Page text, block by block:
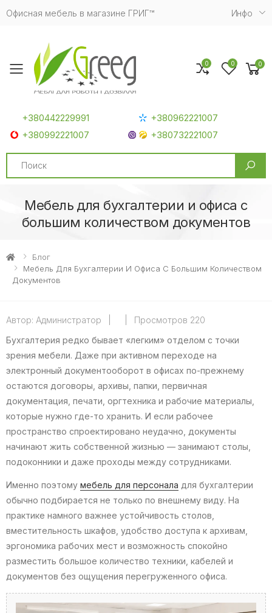
Офисная мебель в магазине ГРИГ™ Инфо
Toggle mobile menu
+380442229991
+380962221007
+380992221007
+380732221007
Search
0 0 0
Мебель для бухгалтерии и офиса с
большим количеством документов
Блог
Мебель Для Бухгалтерии И Офиса С Большим Количеством
Документов
Автор: Администратор
Просмотров 220
Бухгалтерия редко бывает «легким» отделом с точки
зрения мебели. Даже при активном переходе на
электронный документооборот в офисах по-прежнему
остаются договоры, архивы, папки, первичная
документация, печати, оргтехника и рабочие материалы,
которые нужно где-то хранить. И если рабочее
пространство спроектировано неудачно, документы
начинают жить собственной жизнью — занимают столы,
подоконники и даже проходы между сотрудниками.
Именно поэтому мебель для персонала для бухгалтерии
обычно подбирается не только по внешнему виду. На
практике намного важнее устойчивость столов,
вместительность шкафов, удобство доступа к архивам,
эргономика рабочих мест и возможность спокойно
разместить большое количество техники, кабелей и
документов без ощущения перегруженного офиса.